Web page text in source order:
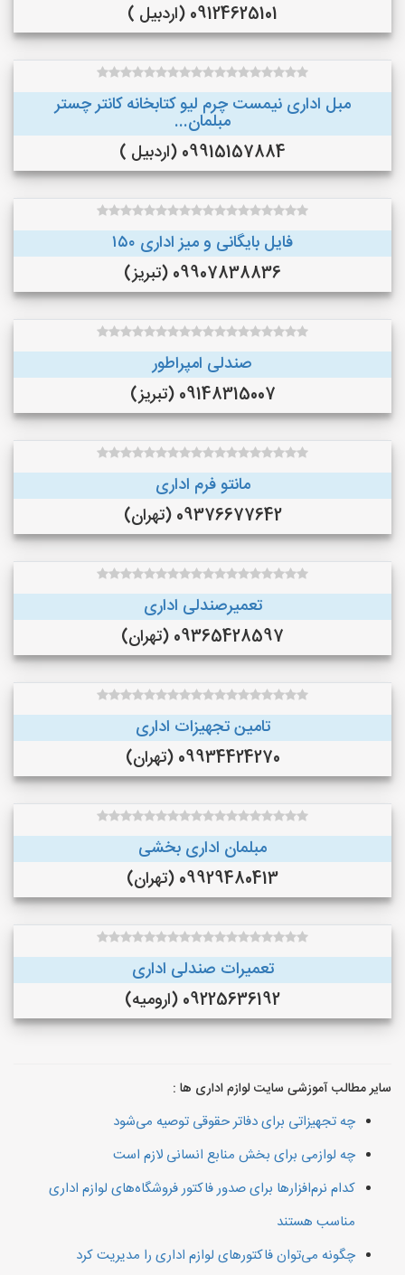
09124625101 (اردبیل )
مبل اداری نیمست چرم لیو کتابخانه کانتر چستر
مبلمان...
09915157884 (اردبیل )
فایل بایگانی و میز اداری ۱۵۰
09907838836 (تبریز)
صندلی امپراطور
09148315007 (تبریز)
مانتو فرم اداری
09376677642 (تهران)
تعمیرصندلی اداری
09365428597 (تهران)
تامین تجهیزات اداری
09934424270 (تهران)
مبلمان اداری بخشی
09929480413 (تهران)
تعمیرات صندلی اداری
09225636192 (ارومیه)
سایر مطالب آموزشی سایت لوازم اداری ها :
چه تجهیزاتی برای دفاتر حقوقی توصیه می‌شود
چه لوازمی برای بخش منابع انسانی لازم است
کدام نرم‌افزارها برای صدور فاکتور فروشگاه‌های لوازم اداری
مناسب هستند
چگونه می‌توان فاکتورهای لوازم اداری را مدیریت کرد